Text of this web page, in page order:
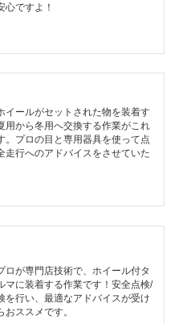
心ですよ！
イールがセットされた物を装着す
用から冬用へ交換する作業がこれ
。プロの目と専用器具を使って点
走行へのアドバイスをさせていた
ロが専門店技術で、ホイール付タ
マに装着する作業です！安全点検/
を行い、最適なアドバイスが受け
おススメです。